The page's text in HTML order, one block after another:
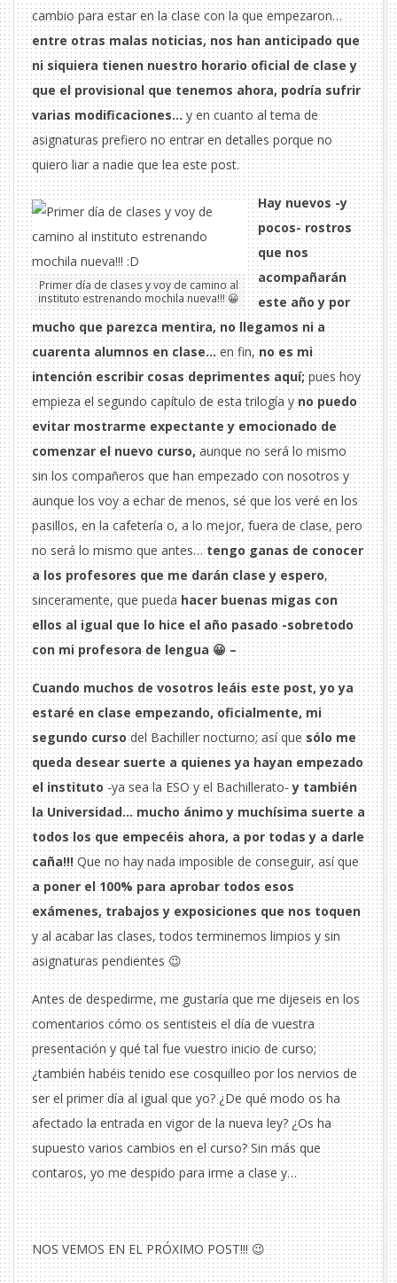
cambio para estar en la clase con la que empezaron…
entre otras malas noticias, nos han anticipado que
ni siquiera tienen nuestro horario oficial de clase y
que el provisional que tenemos ahora, podría sufrir
varias modificaciones… y en cuanto al tema de
asignaturas prefiero no entrar en detalles porque no
quiero liar a nadie que lea este post.
Primer día de clases y voy de camino al
instituto estrenando mochila nueva!!! 😀
Hay nuevos -y
pocos- rostros
que nos
acompañarán
este año y por
mucho que parezca mentira, no llegamos ni a
cuarenta alumnos en clase…en fin,no es mi
intención escribir cosas deprimentes aquí;pues hoy
empieza el segundo capítulo de esta trilogía yno puedo
evitar mostrarme expectante y emocionado de
comenzar el nuevo curso, aunque no será lo mismo
sin los compañeros que han empezado con nosotros y
aunque los voy a echar de menos, sé que los veré en los
pasillos, en la cafetería o, a lo mejor, fuera de clase, pero
no será lo mismo que antes…tengo ganas de conocer
a los profesores que me darán clase y espero,
sinceramente, que pueda hacer buenas migas con
ellos al igual que lo hice el año pasado -sobretodo
con mi profesora de lengua 😀 –
Cuando muchos de vosotros leáis este post, yo ya
estaré en clase empezando, oficialmente, mi
segundo cursodel Bachiller nocturno; así que sólo me
queda desear suerte a quienes ya hayan empezado
el instituto -ya sea la ESO y el Bachillerato-y también
la Universidad… mucho ánimo y muchísima suerte a
todos los que empecéis ahora, a por todas y a darle
caña!!!Que no hay nada imposible de conseguir, así que
a poner el 100% para aprobar todos esos
exámenes, trabajos y exposiciones que nos toquen
y al acabar las clases, todos terminemos limpios y sin
asignaturas pendientes 😉
Antes de despedirme, me gustaría que me dijeseis en los
comentarios cómo os sentisteis el día de vuestra
presentación y qué tal fue vuestro inicio de curso;
¿también habéis tenido ese cosquilleo por los nervios de
ser el primer día al igual que yo? ¿De qué modo os ha
afectado la entrada en vigor de la nueva ley? ¿Os ha
supuesto varios cambios en el curso? Sin más que
contaros, yo me despido para irme a clase y…
NOS VEMOS EN EL PRÓXIMO POST!!! 😉